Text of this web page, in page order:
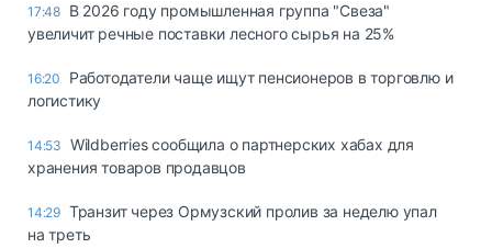
17:48 В 2026 году промышленная группа "Свеза"
увеличит речные поставки лесного сырья на 25%
16:20
Работодатели чаще ищут пенсионеров в торговлю и
логистику
14:53 Wildberries сообщила о партнерских хабах для
хранения товаров продавцов
14:29 Транзит через Ормузский пролив за неделю упал
на треть